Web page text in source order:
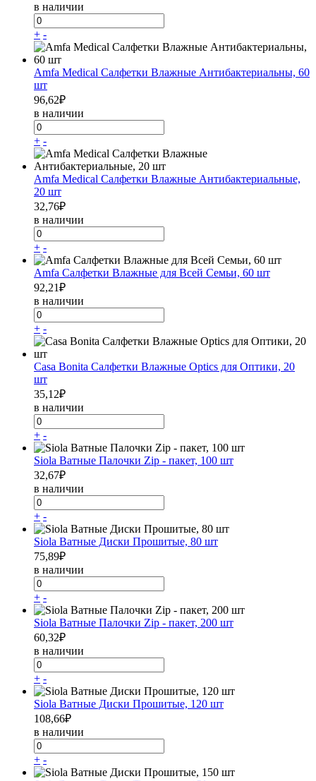
в наличии
+ -
Amfa Medical Салфетки Влажные Антибактериальны, 60
шт
96,62₽
в наличии
+ -
Amfa Medical Салфетки Влажные Антибактериальные,
20 шт
32,76₽
в наличии
+ -
Amfa Салфетки Влажные для Всей Семьи, 60 шт
92,21₽
в наличии
+ -
Casa Bonita Салфетки Влажные Optics для Оптики, 20
шт
35,12₽
в наличии
+ -
Siola Ватные Палочки Zip - пакет, 100 шт
32,67₽
в наличии
+ -
Siola Ватные Диски Прошитые, 80 шт
75,89₽
в наличии
+ -
Siola Ватные Палочки Zip - пакет, 200 шт
60,32₽
в наличии
+ -
Siola Ватные Диски Прошитые, 120 шт
108,66₽
в наличии
+ -